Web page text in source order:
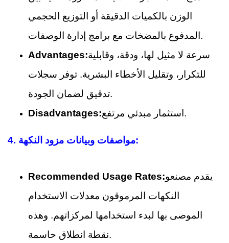
الوزن بالكميات الدقيقة أو التوزيع الحجمي
المدفوع بالمضخات مع برامج إدارة الوصفات.
Advantages:سرعة لا مثيل لها، ودقة، وقابلية
للتكرار، وتقليل الأخطاء البشرية. توفر سجلات
تدقيق لضمان الجودة.
Disadvantages:
استثمار مبدئي مرتفع.
4. مواصفات وبيانات مزود النكهة:
Recommended Usage Rates:يقدم مصنعو
النكهات المرموقون معدلات الاستخدام
الموصى بها لبدء استخدامها لمركزاتهم. وهذه
نقطة انطلاق حاسمة.